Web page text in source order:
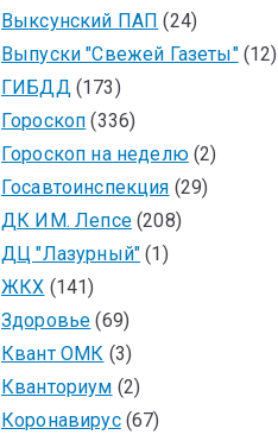
Выксунский ПАП (24)
Выпуски "Свежей Газеты"(12)
ГИБДД(173)
Гороскоп (336)
Гороскоп на неделю(2)
Госавтоинспекция (29)
ДК ИМ. Лепсе(208)
ДЦ "Лазурный" (1)
ЖКХ (141)
Здоровье (69)
Квант ОМК (3)
Кванториум (2)
Коронавирус(67)